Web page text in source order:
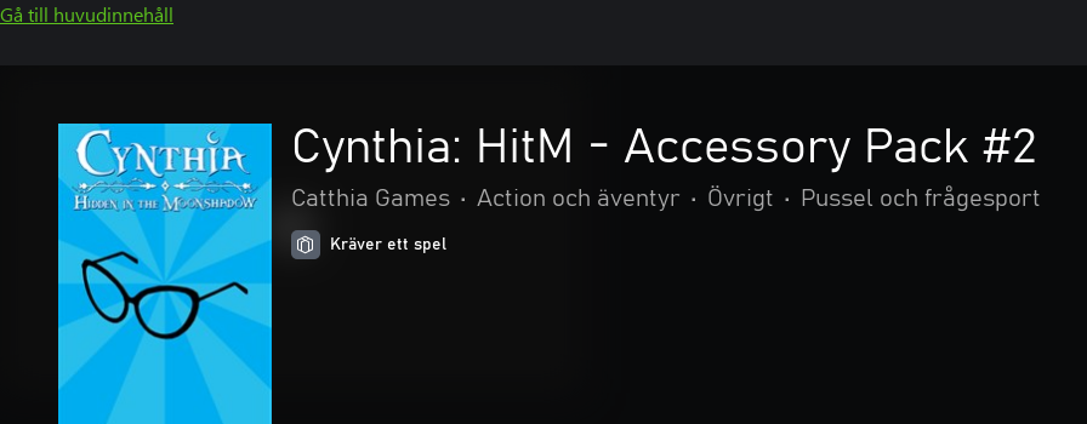
Gå till huvudinnehåll
Cynthia: HitM - Accessory Pack #2
Catthia Games • Action och äventyr • Övrigt • Pussel och frågesport
Kräver ett spel